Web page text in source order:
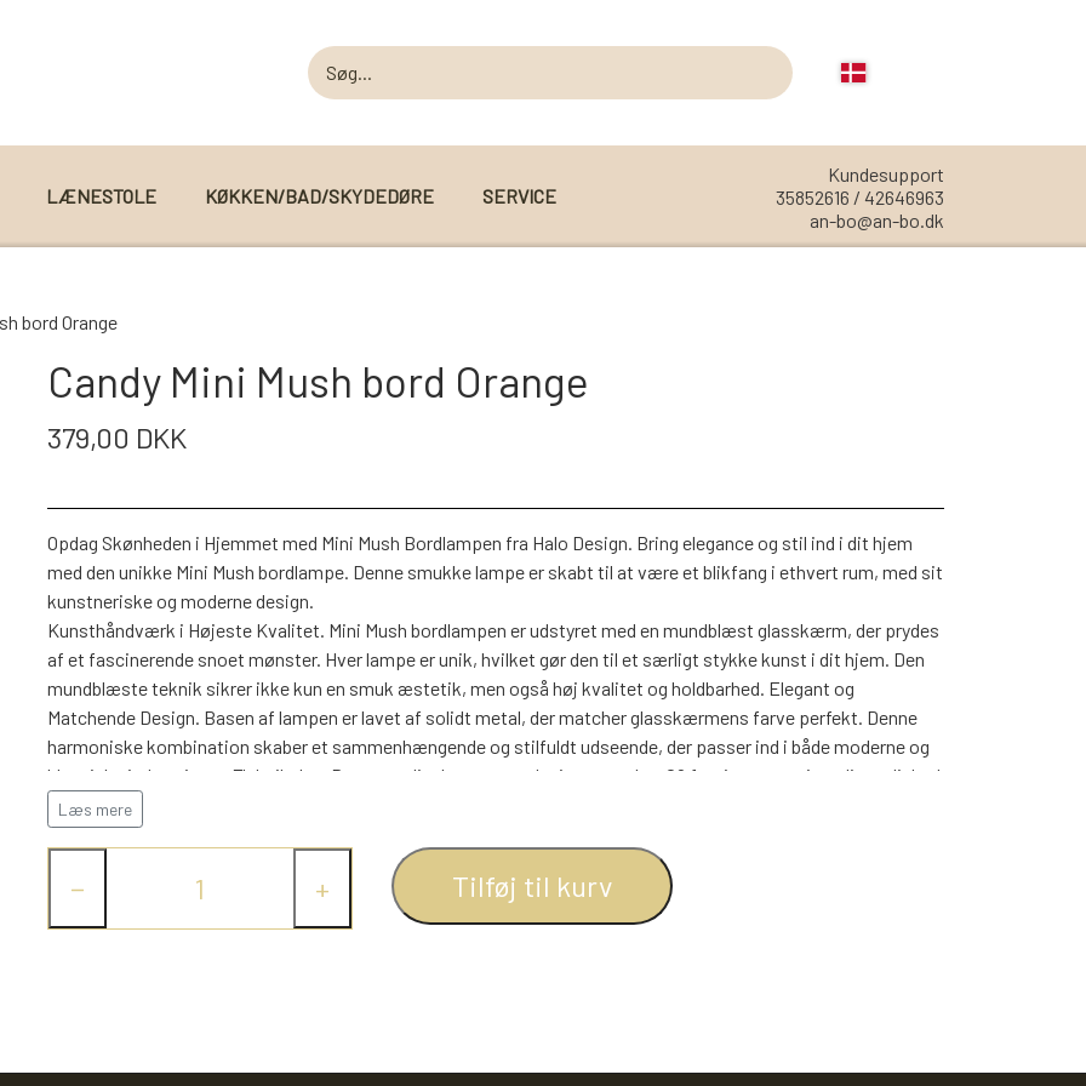
MODUL SOFA DETROIT
MODUL SOFA SEATTLE
REOLER/OPBEVARING
BOGREOLER 40 CM DYBDE
LÆNESTOLE KØKKEN/BAD/SKYDEDØRE SERVICE
Kundesupport
35852616 / 42646963
an-bo@an-bo.dk
bord Orange
Candy Mini Mush bord Orange
379,00 DKK
Opdag Skønheden i Hjemmet med Mini Mush Bordlampen fra Halo Design. Bring elegance og stil ind i dit hjem
med den unikke Mini Mush bordlampe. Denne smukke lampe er skabt til at være et blikfang i ethvert rum, med sit
kunstneriske og moderne design.
Kunsthåndværk i Højeste Kvalitet. Mini Mush bordlampen er udstyret med en mundblæst glasskærm, der prydes
af et fascinerende snoet mønster. Hver lampe er unik, hvilket gør den til et særligt stykke kunst i dit hjem. Den
mundblæste teknik sikrer ikke kun en smuk æstetik, men også høj kvalitet og holdbarhed. Elegant og
Matchende Design. Basen af lampen er lavet af solidt metal, der matcher glasskærmens farve perfekt. Denne
harmoniske kombination skaber et sammenhængende og stilfuldt udseende, der passer ind i både moderne og
klassiske indretninger. Fleksibel og Brugervenlig. Lampen er designet med en G9 fatning, som giver dig mulighed
for at vælge netop den pære, der passer bedst til dine behov. Den integrerede afbryder, monteret på ledningen,
gør det nemt at tænde og slukke for lyset.
Med en højde på 20 cm og en diameter på 17 cm, har Mini Mush bordlampen den perfekte størrelse til at pryde
enhver overflade i dit hjem. Den kompakte form gør den ideel til natborde, skriveborde, hylder eller som en del af
din vindueskarm.
Læs mere
− + Tilføj til kurv